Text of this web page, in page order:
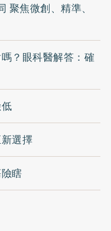
聚焦微創、精準、
？眼科醫解答：確
選擇
瞎